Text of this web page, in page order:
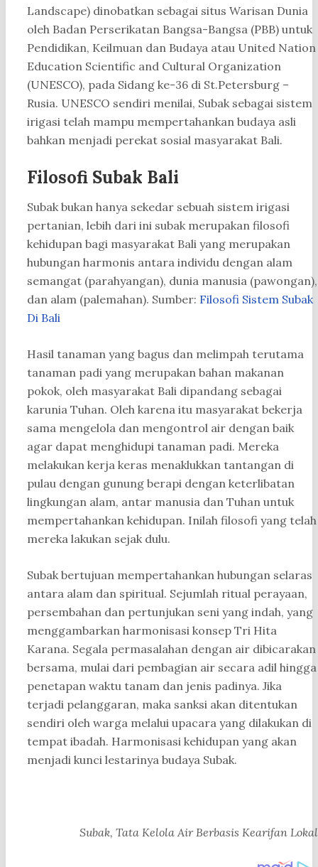
Landscape) dinobatkan sebagai situs Warisan Dunia
oleh Badan Perserikatan Bangsa-Bangsa (PBB) untuk
Pendidikan, Keilmuan dan Budaya atau United Nation
Education Scientific and Cultural Organization
(UNESCO), pada Sidang ke-36 di St.Petersburg –
Rusia. UNESCO sendiri menilai, Subak sebagai sistem
irigasi telah mampu mempertahankan budaya asli
bahkan menjadi perekat sosial masyarakat Bali.
Filosofi Subak Bali
Subak bukan hanya sekedar sebuah sistem irigasi
pertanian, lebih dari ini subak merupakan filosofi
kehidupan bagi masyarakat Bali yang merupakan
hubungan harmonis antara individu dengan alam
semangat (parahyangan), dunia manusia (pawongan),
dan alam (palemahan). Sumber: Filosofi Sistem Subak
Di Bali
Hasil tanaman yang bagus dan melimpah terutama
tanaman padi yang merupakan bahan makanan
pokok, oleh masyarakat Bali dipandang sebagai
karunia Tuhan. Oleh karena itu masyarakat bekerja
sama mengelola dan mengontrol air dengan baik
agar dapat menghidupi tanaman padi. Mereka
melakukan kerja keras menaklukkan tantangan di
pulau dengan gunung berapi dengan keterlibatan
lingkungan alam, antar manusia dan Tuhan untuk
mempertahankan kehidupan. Inilah filosofi yang telah
mereka lakukan sejak dulu.
Subak bertujuan mempertahankan hubungan selaras
antara alam dan spiritual. Sejumlah ritual perayaan,
persembahan dan pertunjukan seni yang indah, yang
menggambarkan harmonisasi konsep Tri Hita
Karana. Segala permasalahan dengan air dibicarakan
bersama, mulai dari pembagian air secara adil hingga
penetapan waktu tanam dan jenis padinya. Jika
terjadi pelanggaran, maka sanksi akan ditentukan
sendiri oleh warga melalui upacara yang dilakukan di
tempat ibadah. Harmonisasi kehidupan yang akan
menjadi kunci lestarinya budaya Subak.
Subak, Tata Kelola Air Berbasis Kearifan Lokal